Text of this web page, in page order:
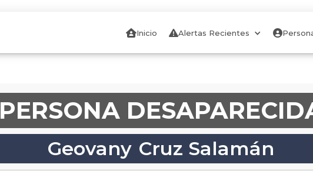
Inicio Alertas Recientes 
PERSONA
Geovany Cruz Salamán